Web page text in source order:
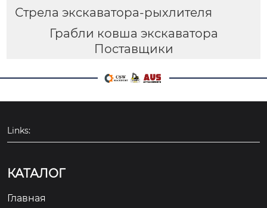
Стрела экскаватора-рыхлителя
Грабли ковша экскаватора
Поставщики
Links:
КАТАЛОГ
Главная